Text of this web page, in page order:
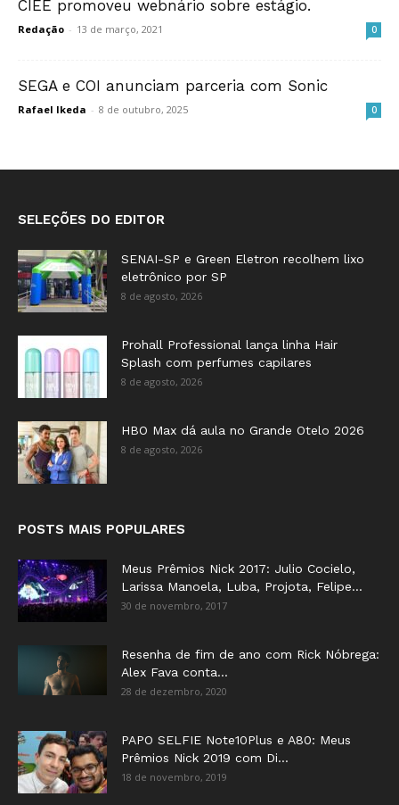
CIEE promoveu webnário sobre estágio.
Redação - 13 de março, 2021 0
SEGA e COI anunciam parceria com Sonic
Rafael Ikeda - 8 de outubro, 2025 0
SELEÇÕES DO EDITOR
SENAI-SP e Green Eletron recolhem lixo
eletrônico por SP
8 de agosto, 2026
Prohall Professional lança linha Hair
Splash com perfumes capilares
8 de agosto, 2026
HBO Max dá aula no Grande Otelo 2026
8 de agosto, 2026
POSTS MAIS POPULARES
Meus Prêmios Nick 2017: Julio Cocielo,
Larissa Manoela, Luba, Projota, Felipe...
30 de novembro, 2017
Resenha de fim de ano com Rick Nóbrega:
Alex Fava conta...
28 de dezembro, 2020
PAPO SELFIE Note10Plus e A80: Meus
Prêmios Nick 2019 com Di...
18 de novembro, 2019